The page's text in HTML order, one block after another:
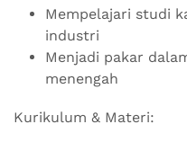
Mempelajari studi
industri
Menjadi pakar
menengah
Kurikulum & Materi: